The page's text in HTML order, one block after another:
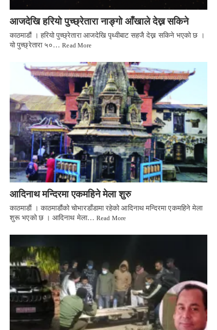
आजदेखि हरियो पुच्छ्रेतारा नाङ्गो आँखाले देख्न सकिने
काठमाडौं । हरियो पुच्छ्रेतारा आजदेखि पृथ्वीबाट सहजै देख्न सकिने भएको छ ।
यो पुच्छ्रेतारा ५०…Read More
आदिनाथ मन्दिरमा एकमहिने मेला शुरु
काठमाडाैं । काठमाडौंको चोभारडाँडामा रहेको आदिनाथ मन्दिरमा एकमहिने मेला
शुरू भएको छ । आदिनाथ मेला… Read More